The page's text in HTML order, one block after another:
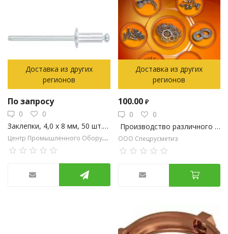
Доставка из других
регионов
По запросу
0
0
Заклепки, 4,0 х 8 мм, 50 шт. MATRIX
Центр Промышленного Оборудования
Доставка из других
регионов
100.00 ₽
0
0
Производство различного крепежа по ГОСТ
ООО Спецрусметиз